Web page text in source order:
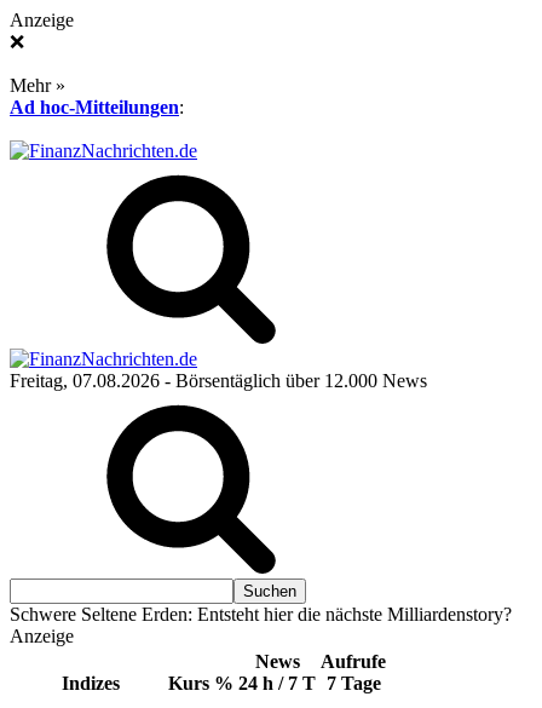
Anzeige
❌
Mehr »
Ad hoc-Mitteilungen:
Freitag, 07.08.2026 - Börsentäglich über 12.000 News
Schwere Seltene Erden: Entsteht hier die nächste Milliardenstory?
Anzeige
Indizes Kurs %
News
24 h / 7 T
Aufrufe
7 Tage